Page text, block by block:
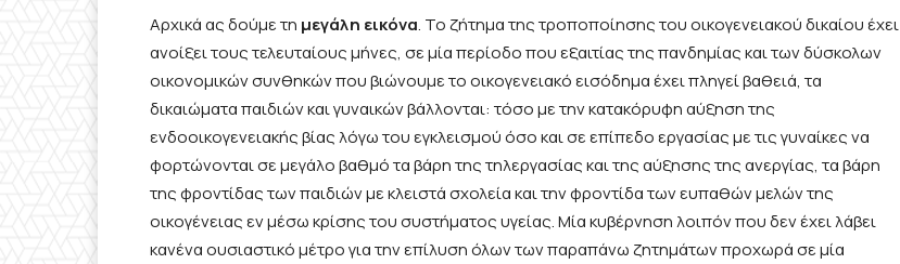
Αρχικά ας δούμε τη μεγάλη εικόνα. Το ζήτημα της τροποποίησης του οικογενειακού δικαίου έχει
ανοίξει τους τελευταίους μήνες, σε μία περίοδο που εξαιτίας της πανδημίας και των δύσκολων
οικονομικών συνθηκών που βιώνουμε το οικογενειακό εισόδημα έχει πληγεί βαθειά, τα
δικαιώματα παιδιών και γυναικών βάλλονται: τόσο με την κατακόρυφη αύξηση της
ενδοοικογενειακής βίας λόγω του εγκλεισμού όσο και σε επίπεδο εργασίας με τις γυναίκες να
φορτώνονται σε μεγάλο βαθμό τα βάρη της τηλεργασίας και της αύξησης της ανεργίας, τα βάρη
της φροντίδας των παιδιών με κλειστά σχολεία και την φροντίδα των ευπαθών μελών της
οικογένειας εν μέσω κρίσης του συστήματος υγείας. Μία κυβέρνηση λοιπόν που δεν έχει λάβει
κανένα ουσιαστικό μέτρο για την επίλυση όλων των παραπάνω ζητημάτων προχωρά σε μία